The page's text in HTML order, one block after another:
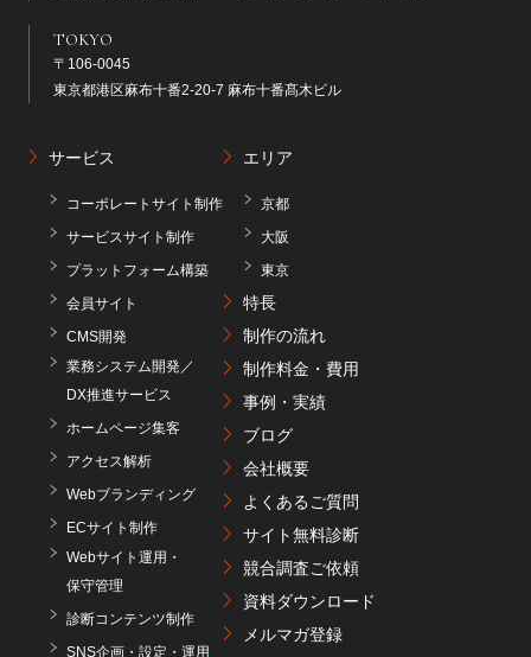
TOKYO
〒106-0045
東京都港区麻布十番2-20-7 麻布十番髙木ビル
サービス
コーポレートサイト制作
サービスサイト制作
プラットフォーム構築
会員サイト
CMS開発
業務システム開発／
DX推進サービス
ホームページ集客
アクセス解析
Webブランディング
ECサイト制作
Webサイト運用・
保守管理
診断コンテンツ制作
SNS企画・設定・運用
エリア
京都
大阪
東京
特長
制作の流れ
制作料金・費用
事例・実績
ブログ
会社概要
よくあるご質問
サイト無料診断
競合調査ご依頼
資料ダウンロード
メルマガ登録